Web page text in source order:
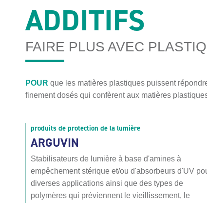
ADDITIFS
FAIRE PLUS AVEC
POUR que les matières plastiques puissent
finement dosés qui confèrent aux matières
produits de protection de la lumière
ARGUVIN
Stabilisateurs de lumière à base d'amines à
empêchement stérique et/ou d'absorbeurs d'UV
diverses applications ainsi que des types de
polymères qui préviennent le vieillissement, le